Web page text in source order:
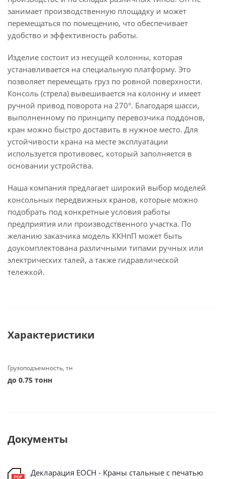
занимает производственную площадку и может
перемещаться по помещению, что обеспечивает
удобство и эффективность работы.
Изделие состоит из несущей колонны, которая
устанавливается на специальную платформу. Это
позволяет перемещать груз по ровной поверхности.
Консоль (стрела) вывешивается на колонну и имеет
ручной привод поворота на 270°. Благодаря шасси,
выполненному по принципу перевозчика поддонов,
кран можно быстро доставить в нужное место. Для
устойчивости крана на месте эксплуатации
используется противовес, который заполняется в
основании устройства.
Наша компания предлагает широкий выбор моделей
консольных передвижных кранов, которые можно
подобрать под конкретные условия работы
предприятия или производственного участка. По
желанию заказчика модель ККНпП может быть
доукомплектована различными типами ручных или
электрических талей, а также гидравлической
тележкой.
Характеристики
Грузоподъемность, тн
до 0.75 тонн
Документы
Декларация ЕОСН - Краны стальные с печатью